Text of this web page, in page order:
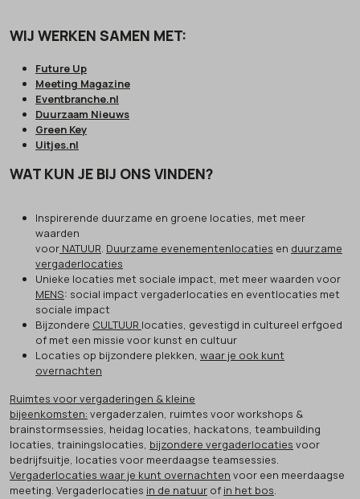
WIJ WERKEN SAMEN MET:
Future Up
Meeting Magazine
Eventbranche.nl
Duurzaam Nieuws
Green Key
Uitjes.nl
WAT KUN JE BIJ ONS VINDEN?
Inspirerende duurzame en groene locaties, met meer
waarden
voor NATUUR. Duurzame evenementenlocaties en duurzame
vergaderlocaties
Unieke locaties met sociale impact, met meer waarden voor
MENS: social impact vergaderlocaties en eventlocaties met
sociale impact
Bijzondere CULTUUR locaties, gevestigd in cultureel erfgoed
of met een missie voor kunst en cultuur
Locaties op bijzondere plekken, waar je ook kunt
overnachten
Ruimtes voor vergaderingen & kleine
bijeenkomsten: vergaderzalen, ruimtes voor workshops &
brainstormsessies, heidag locaties, hackatons, teambuilding
locaties, trainingslocaties, bijzondere vergaderlocaties voor
bedrijfsuitje, locaties voor meerdaagse teamsessies.
Vergaderlocaties waar je kunt overnachten voor een meerdaagse
meeting. Vergaderlocaties in de natuur of in het bos.